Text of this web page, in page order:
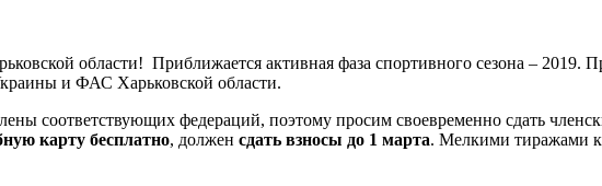
области! Приближается активная фаза спортивного сезона – 2019.
и ФАС Харьковской области.
соответствующих федераций, поэтому просим своевременно сдать
карту бесплатно, должен сдать взносы до 1 марта. Мелкими тиражами